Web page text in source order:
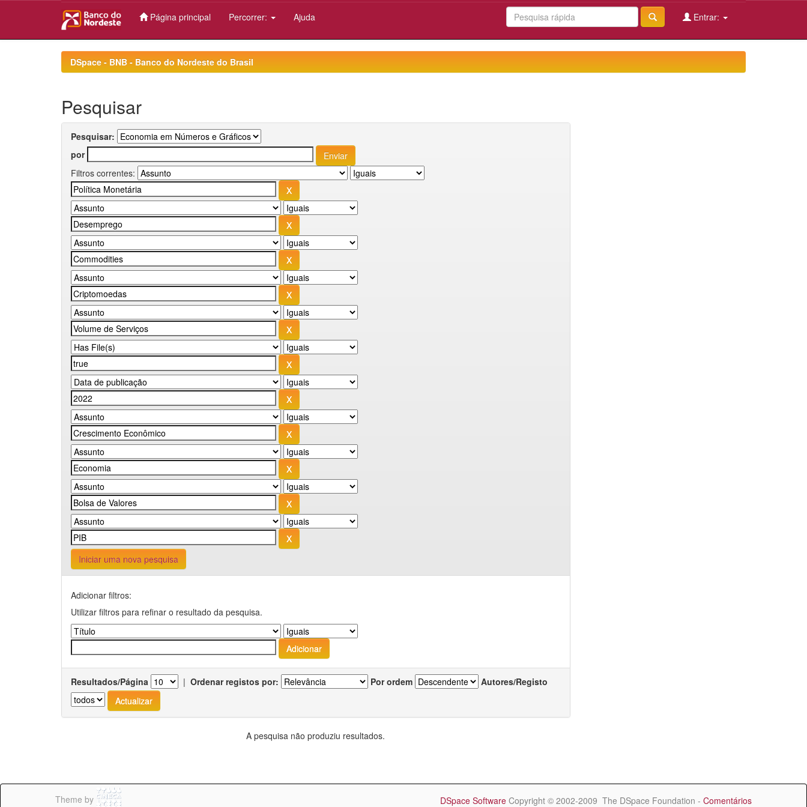
Página principal Percorrer: Ajuda Entrar:
DSpace - BNB - Banco do Nordeste do Brasil
Pesquisar
Pesquisar:
por
Filtros correntes:
Iniciar uma nova pesquisa
Adicionar filtros:
Utilizar filtros para refinar o resultado da pesquisa.
Resultados/Página | Ordenar registos por: Por ordem Autores/Registo
A pesquisa não produziu resultados.
Theme by DSpace Software Copyright © 2002-2009 The DSpace Foundation - Comentários